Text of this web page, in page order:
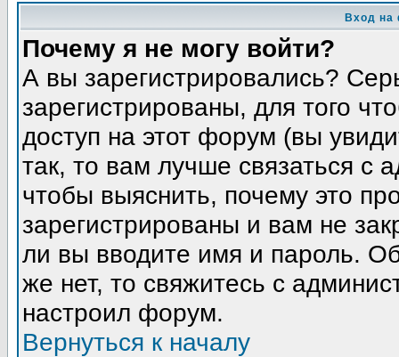
Вход на
Почему я не могу войти?
А вы зарегистрировались?
зарегистрированы, для того
доступ на этот форум (вы
так, то вам лучше связаться с
чтобы выяснить, почему это
зарегистрированы и вам не
ли вы вводите имя и пароль.
же нет, то свяжитесь с
настроил форум.
Вернуться к началу